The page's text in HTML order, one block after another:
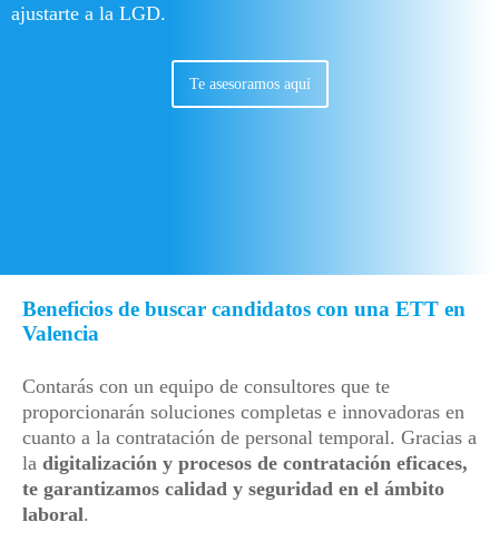
ajustarte a la LGD.
Te asesoramos aquí
Beneficios de buscar candidatos con una ETT en
Valencia
Contarás con un equipo de consultores que te
proporcionarán soluciones completas e innovadoras en
cuanto a la contratación de personal temporal. Gracias a
la digitalización y procesos de contratación eficaces,
te garantizamos calidad y seguridad en el ámbito
laboral.